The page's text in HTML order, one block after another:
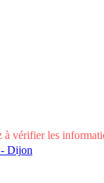
vérifier les
- Dijon